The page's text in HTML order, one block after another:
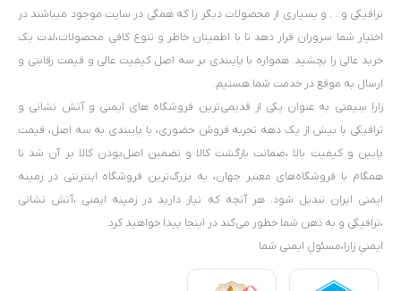
ترافیکی و.. . و بسیاری از محصولات دیگر را که همگی در سایت موجود میباشند در
اختیار شما سروران قرار دهد تا با اطمینان خاطر و تنوع کافی محصولات،لذت یک
خرید عالی را بچشید. همواره با پایبندی بر سه اصل کیفیت عالی و قیمت رقابتی و
ارسال به موقع در خدمت شما هستیم.
زارا سِیفتی به عنوان یکی از قدیمی‌ترین فروشگاه های ایمنی و آتش نشانی و
ترافیکی با بیش از یک دهه تجربه فروش حضوری، با پایبندی به سه اصل، قیمت
پایین و کیفیت بالا ،ضمانت بازگشت کالا و تضمین اصل‌بودن کالا بر آن شد تا
همگام با فروشگاه‌های معتبر جهان، به بزرگ‌ترین فروشگاه اینترنتی در زمینه
ایمنی ایران تبدیل شود. هر آنچه که نیاز دارید در زمینه ایمنی ،آتش نشانی
،ترافیکی و به ذهن شما خطور می‌کند در اینجا پیدا خواهید کرد.
ایمنیِ زارا،مسئولِ ایمنی شما